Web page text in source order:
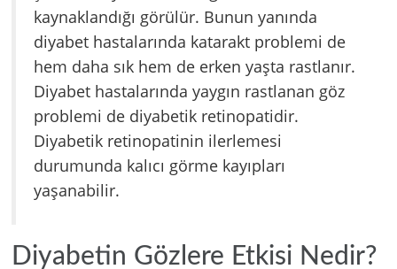
kaynaklandığı görülür. Bunun yanında
diyabet hastalarında katarakt problemi de
hem daha sık hem de erken yaşta rastlanır.
Diyabet hastalarında yaygın rastlanan göz
problemi de diyabetik retinopatidir.
Diyabetik retinopatinin ilerlemesi
durumunda kalıcı görme kayıpları
yaşanabilir.
Diyabetin Gözlere Etkisi Nedir?